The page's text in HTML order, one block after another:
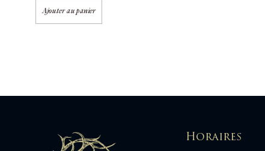
Ajouter au panier
Horaires